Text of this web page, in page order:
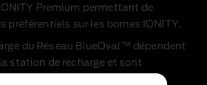
Premium permettant de
préférentiels sur les bornes IONITY.
du Réseau BlueOval™ dépendent
station de recharge et sont
dans l’application